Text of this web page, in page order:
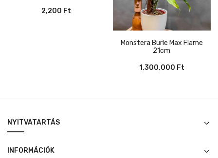
2,200 Ft
Monstera Burle Max Flame
21cm
1,300,000 Ft
NYITVATARTÁS
INFORMÁCIÓK